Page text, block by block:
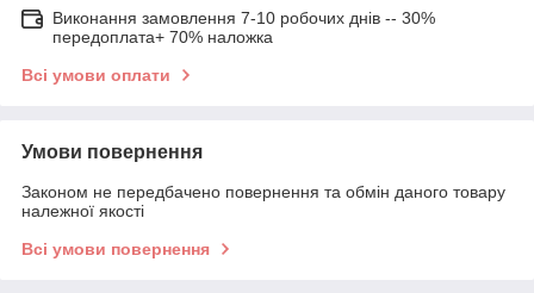
Виконання замовлення 7-10 робочих днів -- 30%
передоплата+ 70% наложка
Всі умови оплати
Умови повернення
Законом не передбачено повернення та обмін даного товару
належної якості
Всі умови повернення